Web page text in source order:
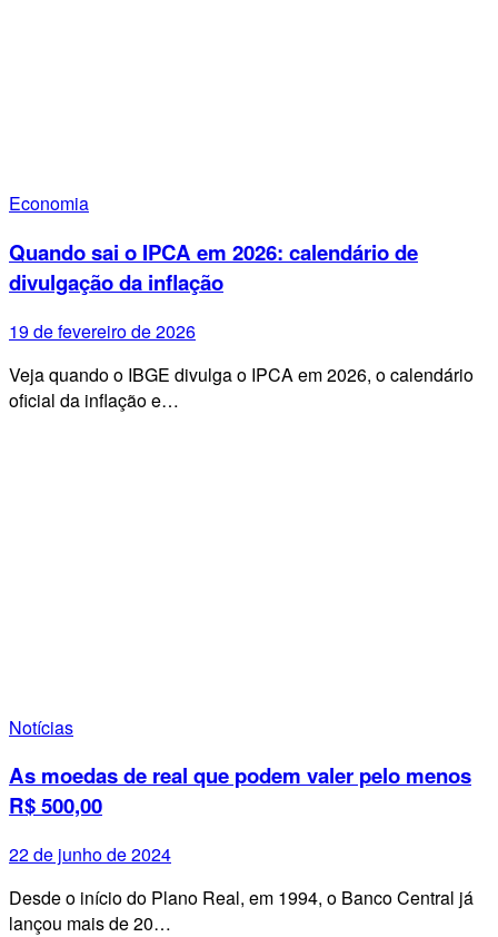
Economia
Quando sai o IPCA em 2026: calendário de
divulgação da inflação
19 de fevereiro de 2026
Veja quando o IBGE divulga o IPCA em 2026, o calendário
oficial da inflação e…
Notícias
As moedas de real que podem valer pelo menos
R$ 500,00
22 de junho de 2024
Desde o início do Plano Real, em 1994, o Banco Central já
lançou mais de 20…